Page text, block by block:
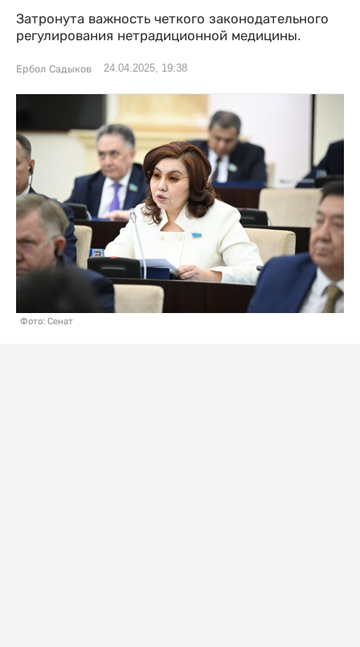
Затронута важность четкого законодательного
регулирования нетрадиционной медицины.
Ербол Садыков 24.04.2025, 19:38
Фото: Сенат